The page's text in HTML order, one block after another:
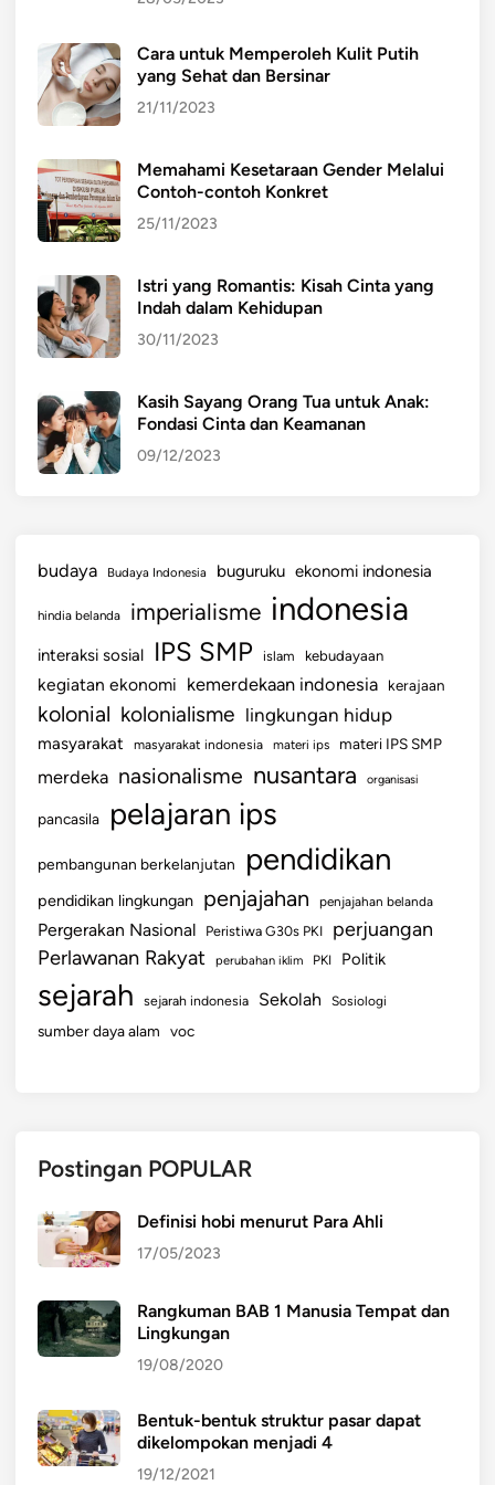
Cara untuk Memperoleh Kulit Putih
yang Sehat dan Bersinar
21/11/2023
Memahami Kesetaraan Gender Melalui
Contoh-contoh Konkret
25/11/2023
Istri yang Romantis: Kisah Cinta yang
Indah dalam Kehidupan
30/11/2023
Kasih Sayang Orang Tua untuk Anak:
Fondasi Cinta dan Keamanan
09/12/2023
budaya Budaya Indonesia buguruku ekonomi indonesia
hindia belanda imperialisme indonesia
interaksi sosial IPS SMP islam kebudayaan
kegiatan ekonomi kemerdekaan indonesia kerajaan
kolonial kolonialisme lingkungan hidup
masyarakat masyarakat indonesia materi ips materi IPS SMP
merdeka nasionalisme nusantara organisasi
pancasila pelajaran ips
pembangunan berkelanjutan pendidikan
pendidikan lingkungan penjajahan penjajahan belanda
Pergerakan Nasional Peristiwa G30s PKI perjuangan
Perlawanan Rakyat perubahan iklim PKI Politik
sejarah sejarah indonesia Sekolah Sosiologi
sumber daya alam voc
Postingan POPULAR
Definisi hobi menurut Para Ahli
17/05/2023
Rangkuman BAB 1 Manusia Tempat dan
Lingkungan
19/08/2020
Bentuk-bentuk struktur pasar dapat
dikelompokan menjadi 4
19/12/2021